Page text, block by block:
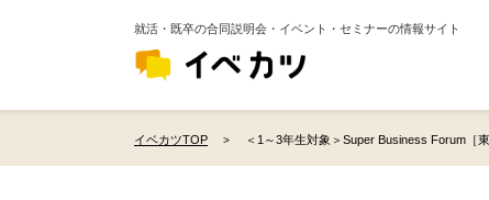
就活・既卒の合同説明会・イベント・セミナーの情報サイト
イベカツTOP ＜1～3年生対象＞Super Business Forum［